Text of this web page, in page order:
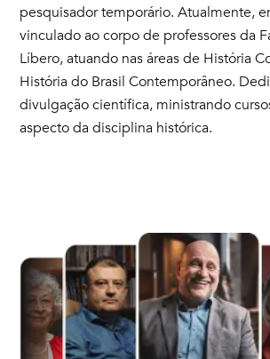
pesquisador temporário. Atualmente,
vinculado ao corpo de professores da
Líbero, atuando nas áreas de História
História do Brasil Contemporâneo.
divulgação científica, ministrando
aspecto da disciplina histórica.